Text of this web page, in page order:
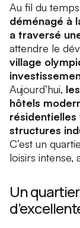
Au fil du
déménagé à
a traversé
attendre le
village
Aujourd’hui,
hôtels
résidentielles
structures
C’est un
loisirs intense,
Un